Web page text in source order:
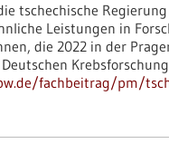
tschechische
Leistungen in
die 2022 in der
fachbeitrag/pm/